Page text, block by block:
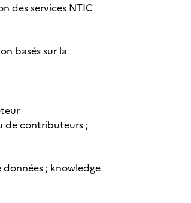
des services NTIC
basés sur la
de contributeurs ;
; knowledge